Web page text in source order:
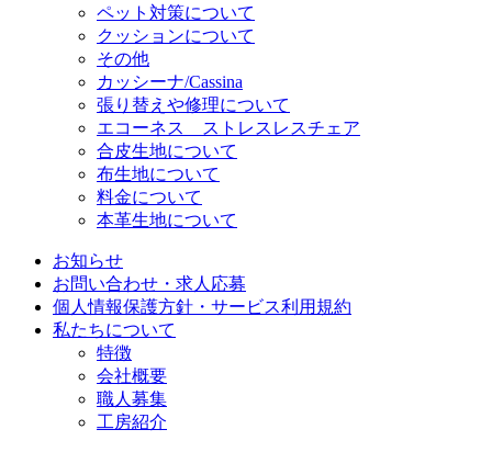
ペット対策について
クッションについて
その他
カッシーナ/Cassina
張り替えや修理について
エコーネス ストレスレスチェア
合皮生地について
布生地について
料金について
本革生地について
お知らせ
お問い合わせ・求人応募
個人情報保護方針・サービス利用規約
私たちについて
特徴
会社概要
職人募集
工房紹介